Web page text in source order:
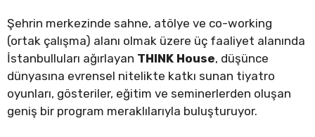
Şehrin merkezinde sahne, atölye ve co-working
(ortak çalışma) alanı olmak üzere üç faaliyet alanında
İstanbulluları ağırlayan THINK House, düşünce
dünyasına evrensel nitelikte katkı sunan tiyatro
oyunları, gösteriler, eğitim ve seminerlerden oluşan
geniş bir program meraklılarıyla buluşturuyor.